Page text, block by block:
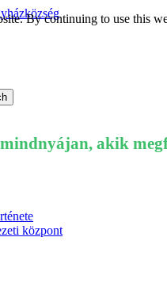
akik
központ
By continuing to use this